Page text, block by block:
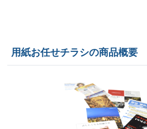
1,900部 ¥ 6,919
¥ 8,052
¥ 9,295
用紙お任せチラシの商品概要